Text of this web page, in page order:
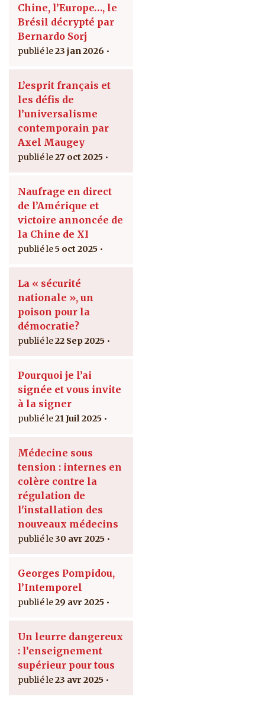
Chine, l’Europe…, le
Brésil décrypté par
Bernardo Sorj
23 jan 2026
L’esprit français et
les défis de
l’universalisme
contemporain par
Axel Maugey
27 oct 2025
Naufrage en direct
de l’Amérique et
victoire annoncée de
la Chine de XI
5 oct 2025
La « sécurité
nationale », un
poison pour la
démocratie?
22 Sep 2025
Pourquoi je l’ai
signée et vous invite
à la signer
21 Juil 2025
Médecine sous
tension : internes en
colère contre la
régulation de
l'installation des
nouveaux médecins
30 avr 2025
Georges Pompidou,
l’Intemporel
29 avr 2025
Un leurre dangereux
: l’enseignement
supérieur pour tous
23 avr 2025